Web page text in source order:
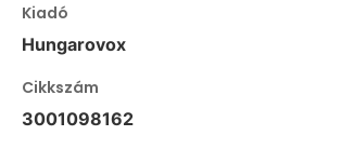
Kiadó
Hungarovox
Cikkszám
3001098162